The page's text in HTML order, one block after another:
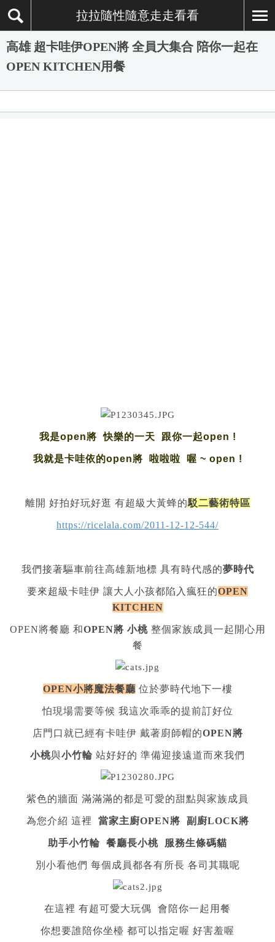
拉拉隨性隨意走走看看
高雄 超卡哇伊OPEN將 全員大集合 陪你一起在
OPEN KITCHEN用餐
我是open將 快樂的一天 跟你一起open !
我就是卡哇依的open將 啦啦啦 喔 ~ open !
離開 好拍好玩好逛 有超級大黃蜂的駁二藝術特區
https://ricelala.com/2011-12-12-544/
我們接著驅車前往高雄新地標 具有時代感的夢時代
要來超級卡哇伊 讓大人小孩都陷入瘋狂的OPEN
KITCHEN
OPEN將餐廳 和OPEN將 小桃整個家族成員一起開心用
餐
OPEN小將魔法餐廳 位於夢時代地下一樓
怕現場需要等候 我這次乖乖的提前訂好位
店門口就已經有卡哇伊 戴著廚師帽的OPEN將
小桃與小竹輪 站好好的 準備迎接遠道而來我們
紫色的牆面 滿滿滿的都是可愛的甜點與家族成員
為您介紹 這裡 當家主廚OPEN將 副廚LOCK將
助手小竹輪 餐廳長小桃 服務生條碼貓
別小看他們 每個成員都各有所長 各司其職呢
在這裡 有超可愛大玩偶 會陪你一起用餐
你想要誰陪你坐檯 都可以指定喔 好害羞喔